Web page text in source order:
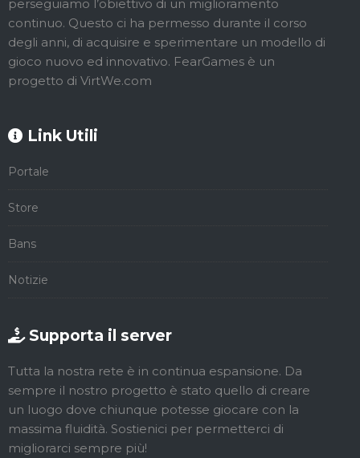
perseguiamo l’obiettivo di un miglioramento
continuo. Questo ci ha permesso durante il corso
degli anni, di acquisire e sperimentare un modello di
gioco nuovo ed innovativo. FearGames è un
progetto di VirtWe.com
Link Utili
Portale
Store
Bans
Notizie
Supporta il server
Tutta la nostra rete è in continua espansione. Da
sempre il nostro progetto è stato quello di creare
un luogo dove chiunque potesse giocare con la
massima fluidità. Sostienici per permetterci di
migliorarci sempre più!